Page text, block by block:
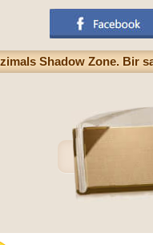
Shadow Zone. Bir